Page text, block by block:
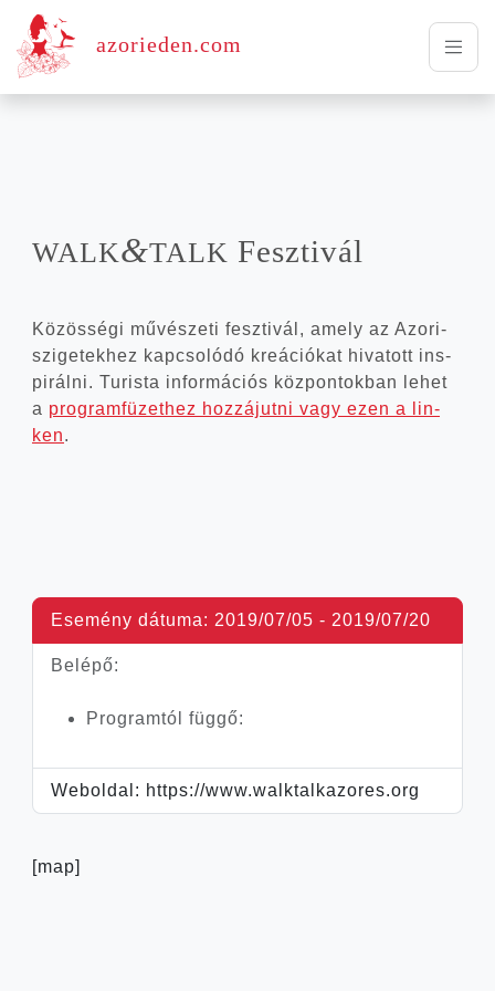
azorieden.com
WALK&TALK Fesz­ti­vál
Közös­sé­gi művé­sze­ti fesz­ti­vál, amely az Azori-
szigetekhez kap­cso­ló­dó kre­á­ci­ó­kat hiva­tott ins­
pi­rál­ni. Turis­ta infor­má­ci­ós köz­pon­tok­ban lehet
a prog­ram­fü­zet­hez hoz­zá­jut­ni vagy ezen a lin­
ken.
Esemény dátuma: 2019/07/05 - 2019/07/20
Belépő:
Prog­ram­tól függő:
Weboldal: https://www.walktalkazores.org
[map]